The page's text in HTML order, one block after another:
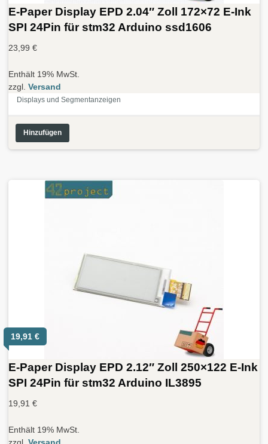
E-Paper Display EPD 2.04″ Zoll 172×72 E-Ink
SPI 24Pin für stm32 Arduino ssd1606
23,99 €
Enthält 19% MwSt.
zzgl. Versand
Displays und Segmentanzeigen
Hinzufügen
19,91 €
E-Paper Display EPD 2.12″ Zoll 250×122 E-Ink
SPI 24Pin für stm32 Arduino IL3895
19,91 €
Enthält 19% MwSt.
zzgl. Versand